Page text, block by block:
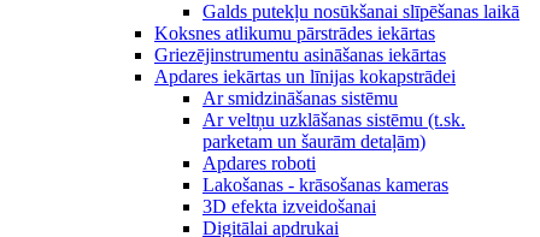
Galds putekļu nosūkšanai slīpēšanas laikā
Koksnes atlikumu pārstrādes iekārtas
Griezējinstrumentu asināšanas iekārtas
Apdares iekārtas un līnijas kokapstrādei
Ar smidzināšanas sistēmu
Ar veltņu uzklāšanas sistēmu (t.sk.
parketam un šaurām detaļām)
Apdares roboti
Lakošanas - krāsošanas kameras
3D efekta izveidošanai
Digitālai apdrukai